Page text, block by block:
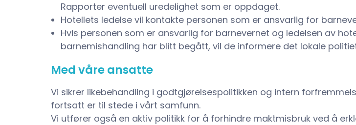
Rapporter eventuell uredelighet som er oppdaget.
Hotellets ledelse vil kontakte personen som er ansvarlig for
Hvis personen som er ansvarlig for barnevernet og ledelsen av
barnemishandling har blitt begått, vil de informere det lokale
Med våre ansatte
Vi sikrer likebehandling i godtgjørelsespolitikken og intern
fortsatt er til stede i vårt samfunn.
Vi utfører også en aktiv politikk for å forhindre maktmisbruk ved å